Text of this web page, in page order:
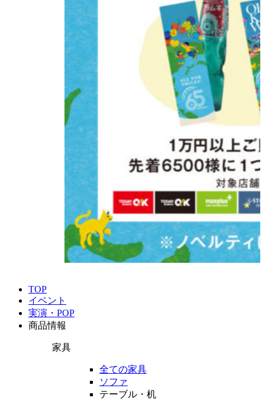
TOP
イベント
実演・POP
商品情報
家具
全ての家具
ソファ
テーブル・机